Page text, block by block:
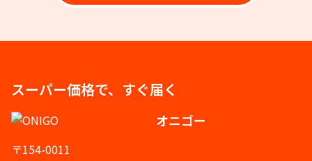
スーパー価格で、すぐ届く
オニゴー
〒154-0011